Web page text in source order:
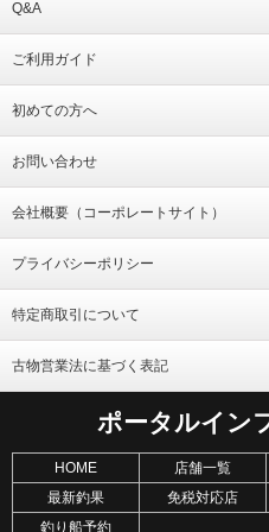
Q&A
ご利用ガイド
初めての方へ
お問い合わせ
会社概要（コーポレートサイト）
プライバシーポリシー
特定商取引について
古物営業法に基づく表記
ポータルイン
HOME 店舗一覧
最新釣果
免税対応店
釣り船予約